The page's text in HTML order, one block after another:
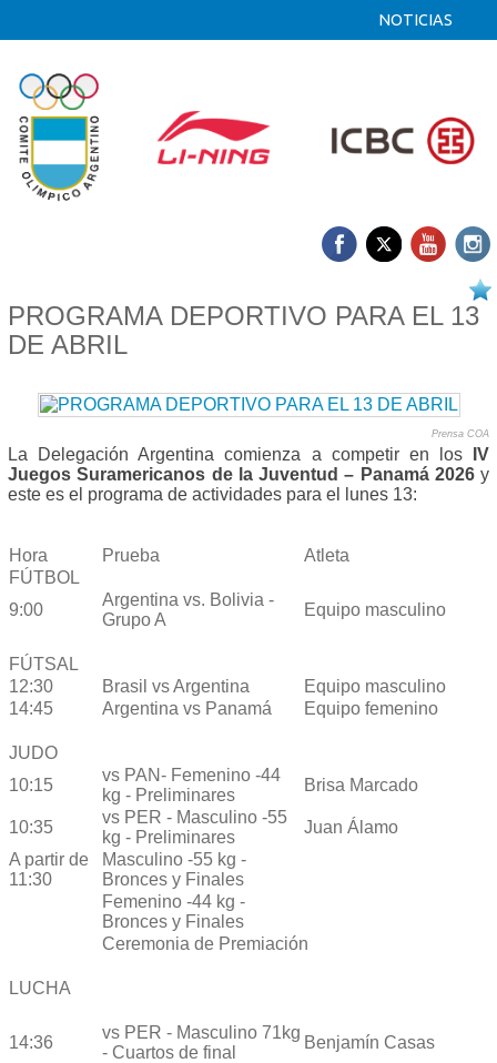
NOTICIAS
PROGRAMA DEPORTIVO PARA EL 13
DE ABRIL
Prensa COA
La Delegación Argentina comienza a competir en los
IV
Juegos Suramericanos de la Juventud – Panamá 2026y
este es el programa de actividades para el lunes 13:
Hora Prueba
Atleta
FÚTBOL
9:00
Argentina vs. Bolivia -
Grupo A
Equipo masculino
FÚTSAL
12:30
Brasil vs Argentina
Equipo masculino
14:45
Argentina vs Panamá Equipo femenino
JUDO
10:15
vs PAN- Femenino -44
kg - Preliminares
Brisa Marcado
10:35
vs PER - Masculino -55
kg - Preliminares
Juan Álamo
A partir de
11:30
Masculino -55 kg -
Bronces y Finales
Femenino -44 kg -
Bronces y Finales
Ceremonia de Premiación
LUCHA
14:36
vs PER - Masculino 71kg
- Cuartos de final
Benjamín Casas